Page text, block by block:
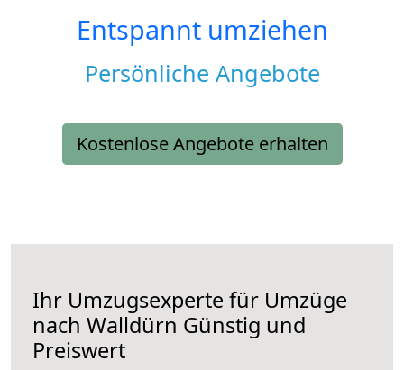
Entspannt umziehen
Persönliche Angebote
Kostenlose Angebote erhalten
Ihr Umzugsexperte für Umzüge
nach Walldürn Günstig und
Preiswert